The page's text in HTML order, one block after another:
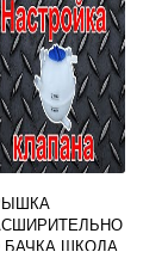
БАЧКА ШКОДА